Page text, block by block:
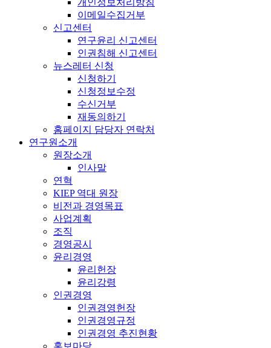
이메일수집거부
신고센터
연구윤리 신고센터
인권침해 신고센터
뉴스레터 신청
신청하기
신청정보수정
수신거부
재동의하기
홈페이지 담당자 연락처
연구원소개
원장소개
인사말
연혁
KIEP 역대 원장
비전과 경영목표
사업계획
조직
경영공시
윤리경영
윤리헌장
윤리강령
인권경영
인권경영헌장
인권경영규정
인권경영 추진현황
홍보마당